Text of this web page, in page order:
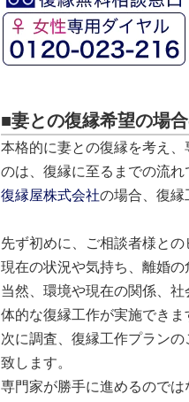
■妻との復縁希望の場
本格的に妻との復縁を考え
のは、復縁に至るまでの流れ
復縁屋株式会社の場合、復縁
先ず初めに、ご相談者様との
現在の状況や気持ち、離婚の
当然、環境や現在の関係、
体的な復縁工作が実施できま
次に調査、復縁工作プラン
致します。
専門家が勝手に進めるので